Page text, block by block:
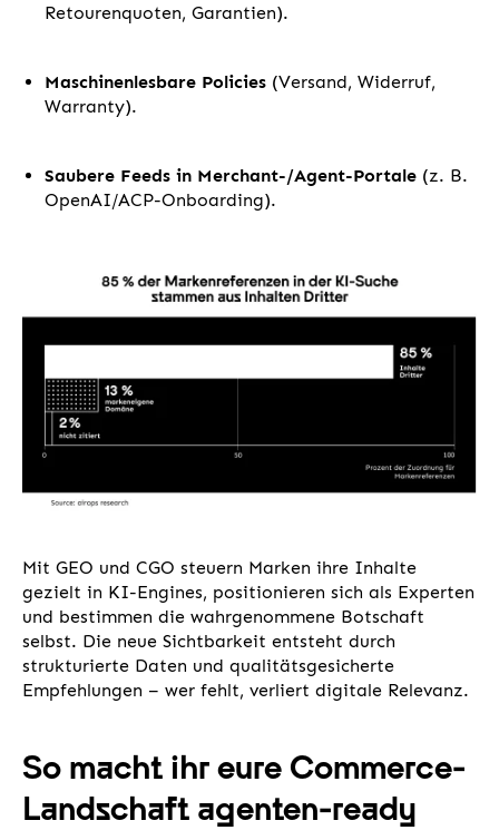
Retourenquoten, Garantien).
Maschinenlesbare Policies (Versand, Widerruf,
Warranty).
Saubere Feeds in Merchant-/Agent-Portale (z. B.
OpenAI/ACP-Onboarding).
Mit GEO und CGO steuern Marken ihre Inhalte
gezielt in KI-Engines, positionieren sich als Experten
und bestimmen die wahrgenommene Botschaft
selbst. Die neue Sichtbarkeit entsteht durch
strukturierte Daten und qualitätsgesicherte
Empfehlungen – wer fehlt, verliert digitale Relevanz.
So macht ihr eure Commerce-
Landschaft agenten-ready